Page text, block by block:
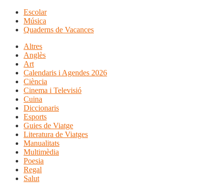
Escolar
Música
Quaderns de Vacances
Altres
Anglès
Art
Calendaris i Agendes 2026
Ciència
Cinema i Televisió
Cuina
Diccionaris
Esports
Guies de Viatge
Literatura de Viatges
Manualitats
Multimèdia
Poesia
Regal
Salut